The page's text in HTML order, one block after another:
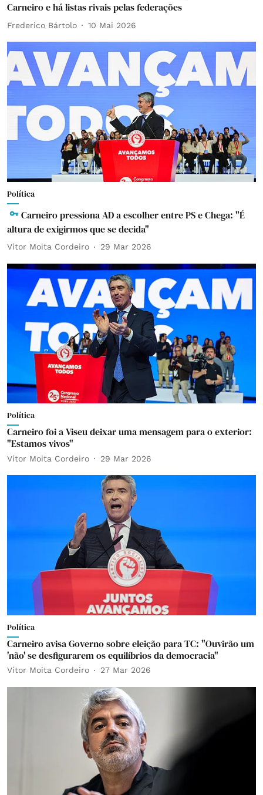
Carneiro e há listas rivais pelas federações
Frederico Bártolo 10 Mai 2026
Política
Carneiro pressiona AD a escolher entre PS e Chega: "É
altura de exigirmos que se decida"
Vítor Moita Cordeiro 29 Mar 2026
Política
Carneiro foi a Viseu deixar uma mensagem para o exterior:
"Estamos vivos"
Vítor Moita Cordeiro 29 Mar 2026
Política
Carneiro avisa Governo sobre eleição para TC: "Ouvirão um
'não' se desfigurarem os equilíbrios da democracia"
Vítor Moita Cordeiro 27 Mar 2026